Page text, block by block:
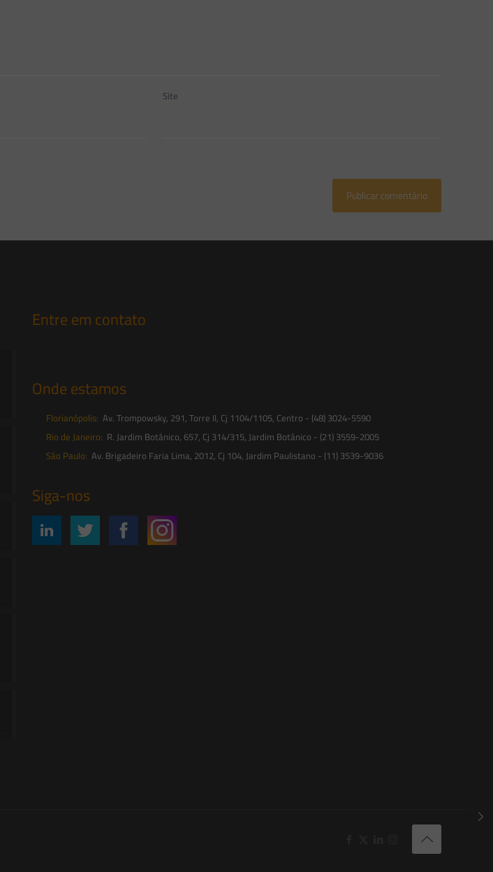
Site
Entre em contato
Onde estamos
Florianópolis: Av. Trompowsky, 291, Torre II, Cj 1104/1105, Centro - (48) 3024-5590
Rio de Janeiro: R. Jardim Botânico, 657, Cj 314/315, Jardim Botânico - (21) 3559-2005
São Paulo: Av. Brigadeiro Faria Lima, 2012, Cj 104, Jardim Paulistano - (11) 3539-9036
Siga-nos